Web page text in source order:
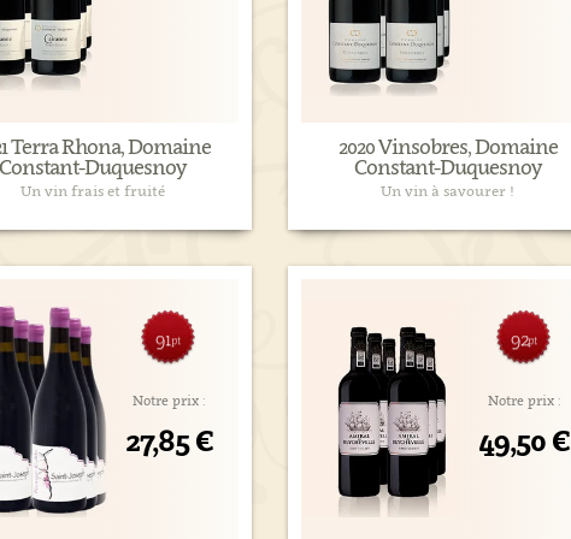
Terra Rhona, Domaine
Constant-Duquesnoy
Un vin frais et fruité
2020 Vinsobres, Domaine
Constant-Duquesnoy
Un vin à savourer !
Notre prix :
27,85 €
91pt
Notre prix :
49,50 €
92pt